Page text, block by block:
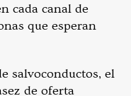
cada canal de
que esperan
salvoconductos, el
de oferta